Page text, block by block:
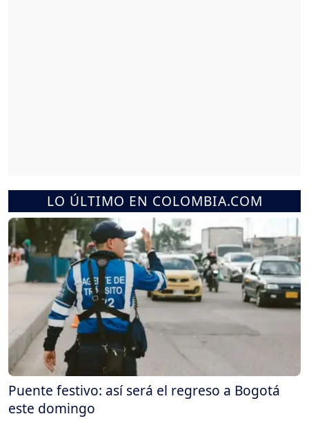
LO ÚLTIMO EN COLOMBIA.COM
Puente festivo: así será el regreso a Bogotá
este domingo